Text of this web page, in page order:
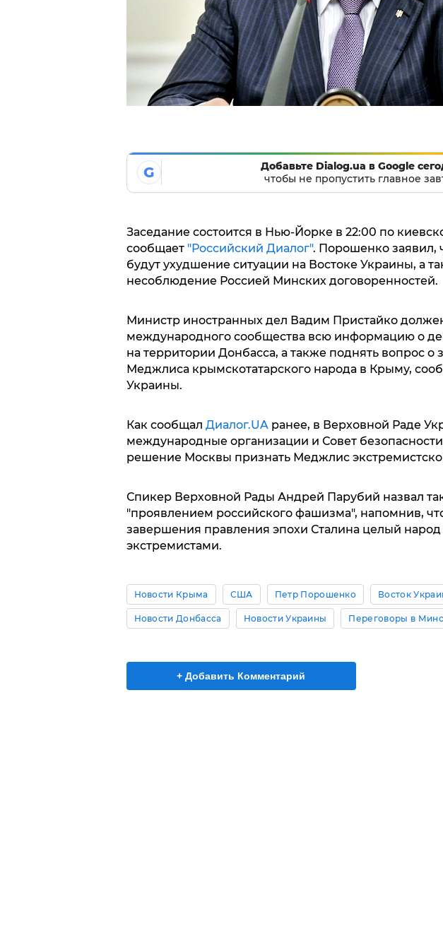
G
Добавьте Dialog.ua в Google
чтобы не пропустить главное
Заседание состоится в Нью-Йорке в 22:00 по
сообщает "Российский Диалог". Порошенко заявил,
будут ухудшение ситуации на Востоке Украины, а
несоблюдение Россией Минских договоренностей.
Министр иностранных дел Вадим Пристайко
международного сообщества всю информацию о
на территории Донбасса, а также поднять вопрос о
Меджлиса крымскотатарского народа в Крыму,
Украины.
Как сообщал Диалог.UAранее, в Верховной Раде
международные организации и Совет
решение Москвы признать Меджлис
Спикер Верховной Рады Андрей Парубий назвал
"проявлением российского фашизма", напомнив,
завершения правления эпохи Сталина целый
экстремистами.
Новости Крыма США Петр Порошенко Восток
Новости Донбасса Новости Украины Переговоры в
+ Добавить Комментарий